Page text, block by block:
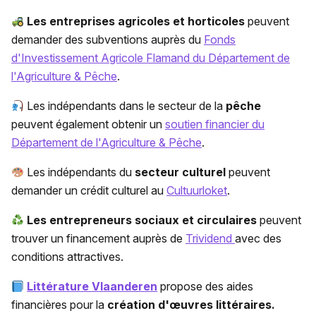
Les entreprises agricoles et horticoles peuvent
demander des subventions auprès du Fonds
d'Investissement Agricole Flamand du Département de
l'Agriculture & Pêche.
Les indépendants dans le secteur de la pêche
peuvent également obtenir un soutien financier du
Département de l'Agriculture & Pêche.
Les indépendants du secteur culturel peuvent
demander un crédit culturel au Cultuurloket.
Les entrepreneurs sociaux et circulaires peuvent
trouver un financement auprès de Trividend avec des
conditions attractives.
Littérature Vlaanderen propose des aides
financières pour la création d'œuvres littéraires.